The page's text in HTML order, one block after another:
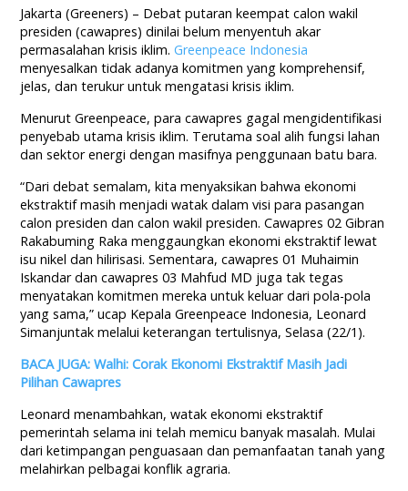
Jakarta (Greeners) – Debat putaran keempat calon wakil
presiden (cawapres) dinilai belum menyentuh akar
permasalahan krisis iklim.Greenpeace Indonesia
menyesalkan tidak adanya komitmen yang komprehensif,
jelas, dan terukur untuk mengatasi krisis iklim.
Menurut Greenpeace, para cawapres gagal mengidentifikasi
penyebab utama krisis iklim. Terutama soal alih fungsi lahan
dan sektor energi dengan masifnya penggunaan batu bara.
“Dari debat semalam, kita menyaksikan bahwa ekonomi
ekstraktif masih menjadi watak dalam visi para pasangan
calon presiden dan calon wakil presiden. Cawapres 02 Gibran
Rakabuming Raka menggaungkan ekonomi ekstraktif lewat
isu nikel dan hilirisasi. Sementara, cawapres 01 Muhaimin
Iskandar dan cawapres 03 Mahfud MD juga tak tegas
menyatakan komitmen mereka untuk keluar dari pola-pola
yang sama,” ucap Kepala Greenpeace Indonesia, Leonard
Simanjuntak melalui keterangan tertulisnya, Selasa (22/1).
BACA JUGA: Walhi: Corak Ekonomi Ekstraktif Masih Jadi
Pilihan Cawapres
Leonard menambahkan, watak ekonomi ekstraktif
pemerintah selama ini telah memicu banyak masalah. Mulai
dari ketimpangan penguasaan dan pemanfaatan tanah yang
melahirkan pelbagai konflik agraria.